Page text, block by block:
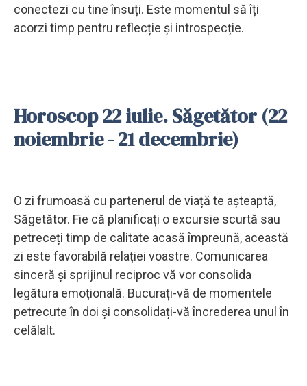
conectezi cu tine însuți. Este momentul să îți
acorzi timp pentru reflecție și introspecție.
Horoscop 22 iulie. Săgetător (22
noiembrie - 21 decembrie)
O zi frumoasă cu partenerul de viață te așteaptă,
Săgetător. Fie că planificați o excursie scurtă sau
petreceți timp de calitate acasă împreună, această
zi este favorabilă relației voastre. Comunicarea
sinceră și sprijinul reciproc vă vor consolida
legătura emoțională. Bucurați-vă de momentele
petrecute în doi și consolidați-vă încrederea unul în
celălalt.